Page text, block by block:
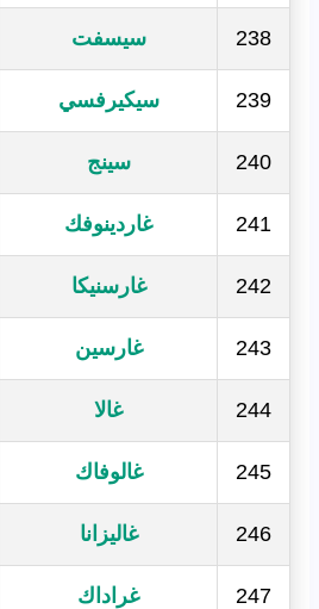
238 سيسفت
239 سيكيرفسي
240 سينج
241 غاردينوفك
242 غارسنيكا
243 غارسين
244 غالا
245 غالوفاك
246 غاليزانا
247 غراداك